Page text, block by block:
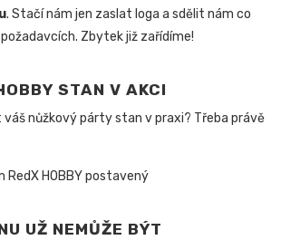
. Stačí nám jen zaslat loga a sdělit nám co
Zbytek již zařídíme!
STAN V AKCI
váš nůžkový párty stan v praxi? Třeba právě
UŽ NEMŮŽE BÝT